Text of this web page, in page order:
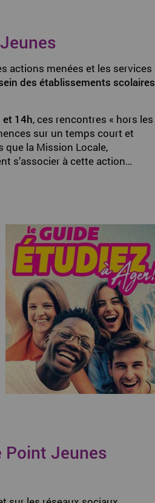
actions menées et les services
des établissements scolaires
et 14h, ces rencontres « hors les
sur un temps court et
que la Mission Locale,
s’associer à cette action…
Point Jeunes